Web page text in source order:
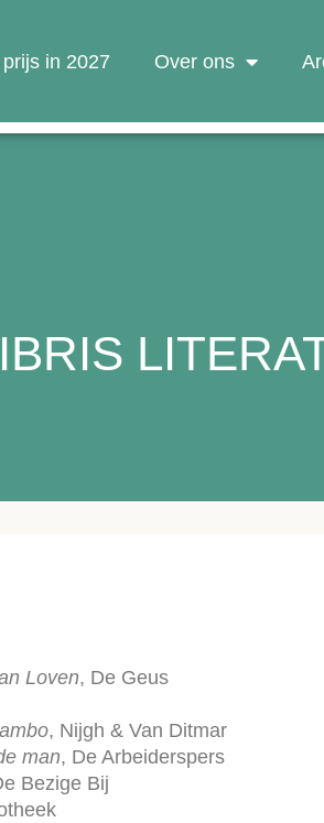
in 2027 Over ons
Loven, De Geus
, Nijgh & Van Ditmar
man, De Arbeiderspers
Bezige Bij